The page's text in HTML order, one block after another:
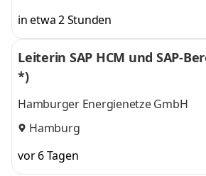
in etwa 2 Stunden
Leiterin SAP HCM und SAP-
*)
Hamburger Energienetze GmbH
Hamburg
vor 6 Tagen